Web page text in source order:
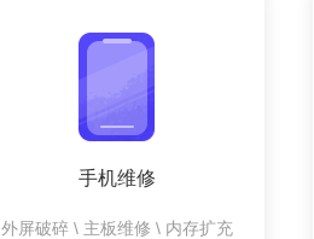
手机维修
外屏破碎 \ 主板维修 \ 内存扩充